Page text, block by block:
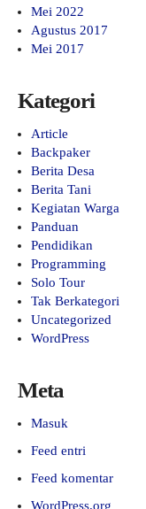
Mei 2022
Agustus 2017
Mei 2017
Kategori
Article
Backpaker
Berita Desa
Berita Tani
Kegiatan Warga
Panduan
Pendidikan
Programming
Solo Tour
Tak Berkategori
Uncategorized
WordPress
Meta
Masuk
Feed entri
Feed komentar
WordPress.org